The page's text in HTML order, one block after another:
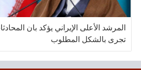
المرشد الأعلى الإيراني يؤكد بان
تجرى بالشكل المطلوب